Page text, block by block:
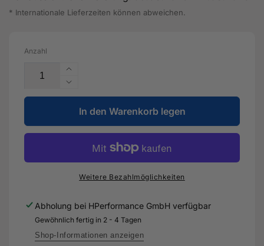
* Internationale Lieferzeiten können abweichen.
Anzahl
Erhöhe
die
Menge
für
NKG
R
Zündkerzen
Verringere
die
Menge
für
NKG
Zündkerzen
In den Warenkorb legen
Weitere Bezahlmöglichkeiten
Abholung bei HPerformance GmbH verfügbar
Gewöhnlich fertig in 2 - 4 Tagen
Shop-Informationen anzeigen